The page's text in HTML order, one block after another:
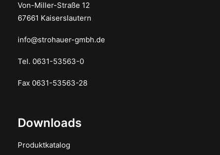
Von-Miller-Straße 12
67661 Kaiserslautern
info@strohauer-gmbh.de
Tel. 0631-53563-0
Fax 0631-53563-28
Downloads
Produktkatalog